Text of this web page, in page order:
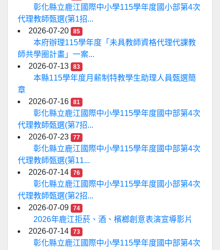
彰化縣立鹿江國際中小學115學年度國小部第4次
代理教師甄選(第1招...
2026-07-20
85
本府辦理115學年度「未具教師資格代理代課教
師共學圈計畫」一案...
2026-07-13
83
本縣115學年度月薪制特教學生助理人員甄選簡
章
2026-07-16
81
彰化縣立鹿江國際中小學115學年度國中部第4次
代理教師甄選(第7招...
2026-07-23
77
彰化縣立鹿江國際中小學115學年度國中部第4次
代理教師甄選(第11...
2026-07-14
76
彰化縣立鹿江國際中小學115學年度國小部第4次
代理教師甄選(第2招...
2026-07-09
74
2026年鹿江拒菸、酒、檳榔創意表演宣導影片
2026-07-14
73
彰化縣立鹿江國際中小學115學年度國中部第4次